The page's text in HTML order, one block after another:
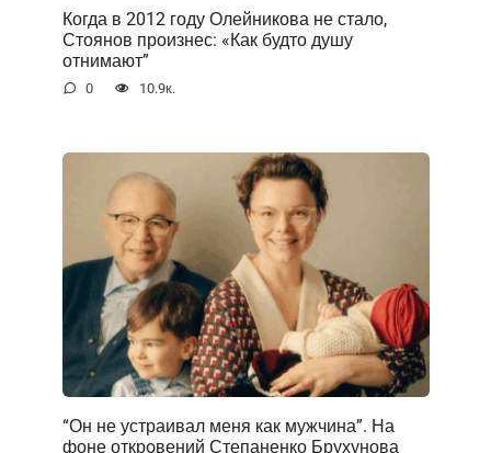
Когда в 2012 году Олейникова не стало,
Стоянов произнес: «Как будто душу
отнимают”
0 10.9к.
“Он не устраивал меня как мужчина”. На
фоне открoвений Степаненко Брухунова